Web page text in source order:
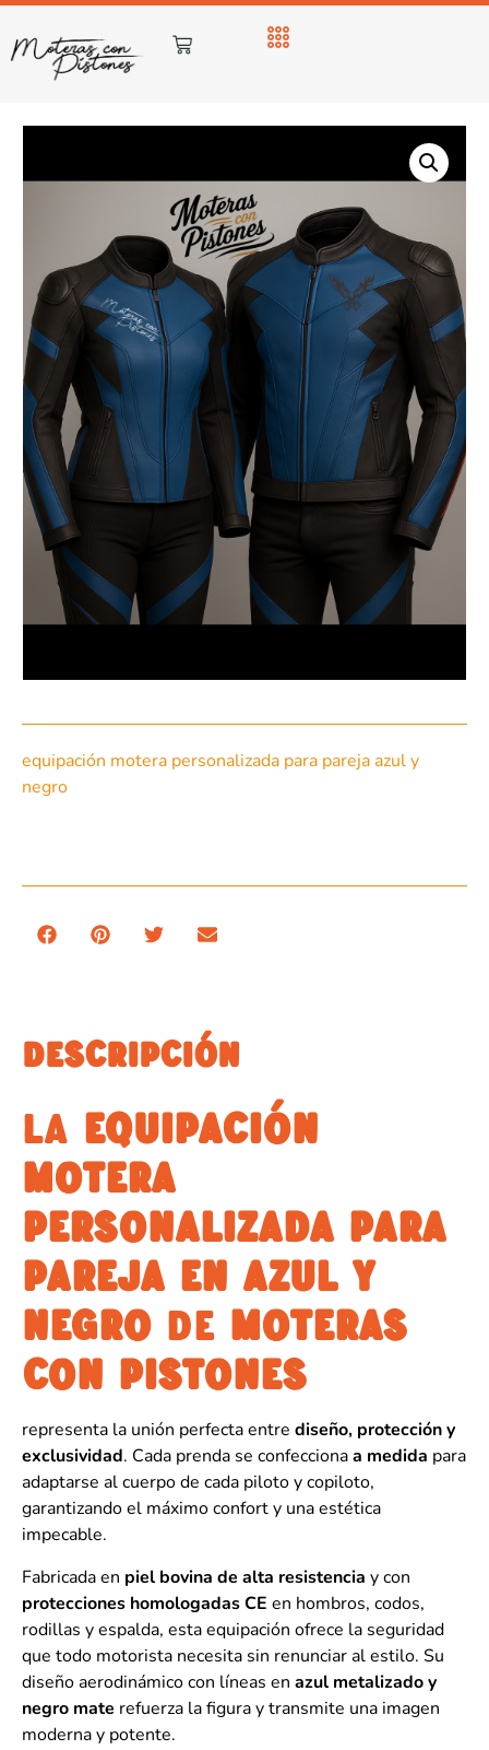
equipación motera personalizada para pareja azul y
negro
DESCRIPCIÓN
LA EQUIPACIÓN
MOTERA
PERSONALIZADA PARA
PAREJA EN AZUL Y
NEGRO DE MOTERAS
CON PISTONES
representa la unión perfecta entre diseño, protección y
exclusividad. Cada prenda se confeccionaa medida para
adaptarse al cuerpo de cada piloto y copiloto,
garantizando el máximo confort y una estética
impecable.
Fabricada en piel bovina de alta resistencia y con
protecciones homologadas CE en hombros, codos,
rodillas y espalda, esta equipación ofrece la seguridad
que todo motorista necesita sin renunciar al estilo. Su
diseño aerodinámico con líneas en azul metalizado y
negro mate refuerza la figura y transmite una imagen
moderna y potente.